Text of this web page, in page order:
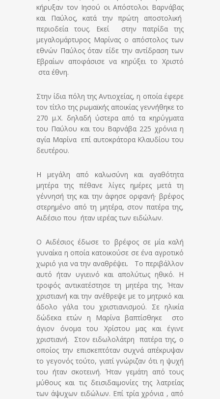
κήρυξαν τον Ιησού οι Απόστολοι Βαρνάβας
και Παύλος, κατά την πρώτη αποστολική
περιοδεία τους. Εκεί στην πατρίδα της
μεγαλομάρτυρος Μαρίνας ο απόστολος των
εθνών Παύλος όταν είδε την αντίδραση των
Εβραίων αποφάσισε να κηρύξει το Χριστό
στα έθνη.
Στην ίδια πόλη της Αντιοχείας, η οποία έφερε
τον τίτλο της ρωμαϊκής αποικίας γεννήθηκε το
270 μ.Χ. δηλαδή ύστερα από τα κηρύγματα
του Παύλου και του Βαρνάβα 225 χρόνια η
αγία Μαρίνα επί αυτοκράτορα Κλαυδίου του
δευτέρου.
Η μεγάλη από καλωσύνη και αγαθότητα
μητέρα της πέθανε λίγες ημέρες μετά τη
γέννησή της και την άφησε ορφανή· βρέφος
στερημένο από τη μητέρα, στον πατέρα της,
Αιδέσιο που ήταν ιερέας των ειδώλων.
Ο Αιδέσιος έδωσε το βρέφος σε μία καλή
γυναίκα η οποία κατοικούσε σε ένα αγροτικό
χωριό για να την αναθρέψει. Το περιβάλλον
αυτό ήταν υγιεινό και απολύτως ηθικό. Η
τροφός αντικατέστησε τη μητέρα της. Ήταν
χριστιανή και την ανέθρεψε με το μητρικό και
άδολο γάλα του χριστιανισμού. Σε ηλικία
δώδεκα ετών η Μαρίνα βαπτίσθηκε στο
άγιον όνομα του Χρίστου μας και έγινε
χριστιανή. Στον ειδωλολάτρη πατέρα της, ο
οποίος την επισκεπτόταν συχνά απέκρυψαν
το γεγονός τούτο, γιατί γνώριζαν ότι η ψυχή
του ήταν σκοτεινή. Ήταν γεμάτη από τους
μύθους και τις δεισιδαιμονίες της λατρείας
των άψυχων ειδώλων. Επί τρία χρόνια , από